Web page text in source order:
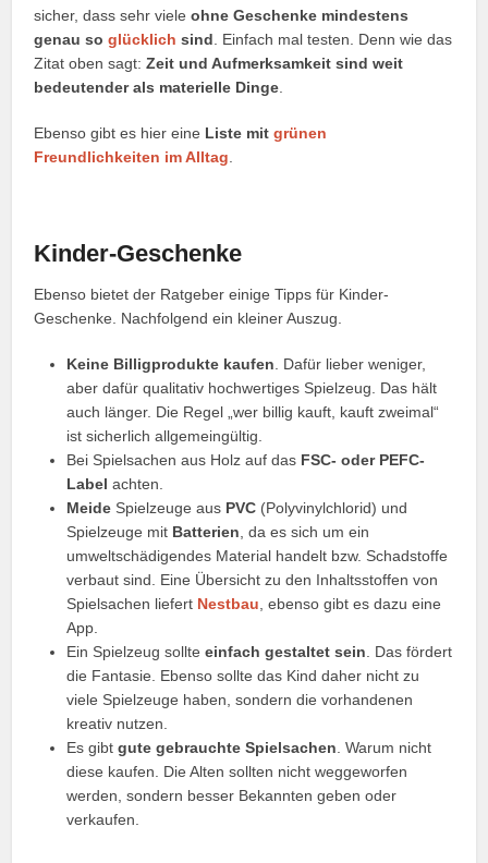
sicher, dass sehr vieleohne Geschenke mindestens
genau soglücklich sind . Einfach mal testen. Denn wie das
Zitat oben sagt:Zeit und Aufmerksamkeit sind weit
bedeutender als materielle Dinge
Ebenso gibt es hier eine Liste mitgrünen
Freundlichkeiten im Alltag
Kinder-Geschenke
Ebenso bietet der Ratgeber einige Tipps für Kinder-
Geschenke. Nachfolgend ein kleiner Auszug.
Keine Billigprodukte kaufen . Dafür lieber weniger,
aber dafür qualitativ hochwertiges Spielzeug. Das hält
auch länger. Die Regel „wer billig kauft, kauft zweimal“
ist sicherlich allgemeingültig.
Bei Spielsachen aus Holz auf das FSC- oder PEFC-
Label achten.
Meide Spielzeuge aus PVC (Polyvinylchlorid) und
Spielzeuge mit Batterien , da es sich um ein
umweltschädigendes Material handelt bzw. Schadstoffe
verbaut sind. Eine Übersicht zu den Inhaltsstoffen von
Spielsachen liefert Nestbau , ebenso gibt es dazu eine
App.
Ein Spielzeug sollteeinfach gestaltet sein . Das fördert
die Fantasie. Ebenso sollte das Kind daher nicht zu
viele Spielzeuge haben, sondern die vorhandenen
kreativ nutzen.
Es gibtgute gebrauchte Spielsachen . Warum nicht
diese kaufen. Die Alten sollten nicht weggeworfen
werden, sondern besser Bekannten geben oder
verkaufen.